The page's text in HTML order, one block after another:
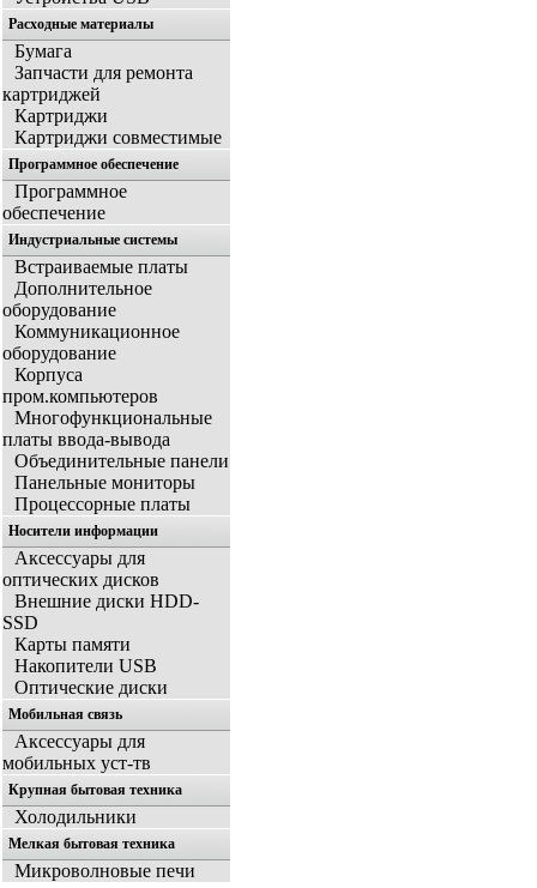
Расходные материалы
Бумага
Запчасти для ремонта
картриджей
Картриджи
Картриджи совместимые
Программное обеспечение
Программное
обеспечение
Индустриальные системы
Встраиваемые платы
Дополнительное
оборудование
Коммуникационное
оборудование
Корпуса
пром.компьютеров
Многофункциональные
платы ввода-вывода
Объединительные панели
Панельные мониторы
Процессорные платы
Носители информации
Аксессуары для
оптических дисков
Внешние диски HDD-
SSD
Карты памяти
Накопители USB
Оптические диски
Мобильная связь
Аксессуары для
мобильных уст-тв
Крупная бытовая техника
Холодильники
Мелкая бытовая техника
Микроволновые печи